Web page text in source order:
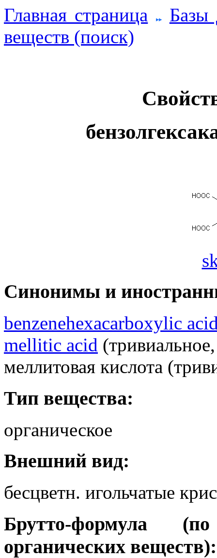
Главная страница
Базы
веществ (поиск)
Синонимы и
benzenehexacarboxylic
mellitic acid
меллитовая кислота
Тип вещества:
органическое
Внешний вид:
бесцветн. игольчатые
Брутто-формула
органических веществ):